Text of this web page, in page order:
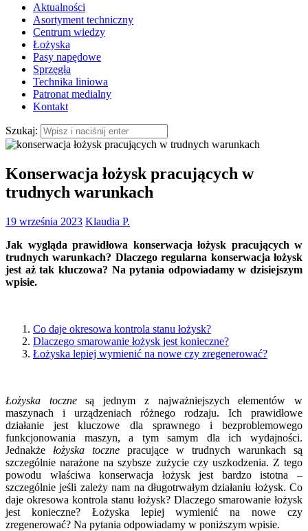
Aktualności
Asortyment techniczny
Centrum wiedzy
Łożyska
Pasy napędowe
Sprzęgła
Technika liniowa
Patronat medialny
Kontakt
Szukaj:
Konserwacja łożysk pracujących w
trudnych warunkach
19 września 2023 Klaudia P.
Jak wygląda prawidłowa konserwacja łożysk pracujących w
trudnych warunkach? Dlaczego regularna konserwacja łożysk
jest aż tak kluczowa? Na pytania odpowiadamy w dzisiejszym
wpisie.
Co daje okresowa kontrola stanu łożysk?
Dlaczego smarowanie łożysk jest konieczne?
Łożyska lepiej wymienić na nowe czy zregenerować?
Łożyska tocznesą jednym z najważniejszych elementów w
maszynach i urządzeniach różnego rodzaju. Ich prawidłowe
działanie jest kluczowe dla sprawnego i bezproblemowego
funkcjonowania maszyn, a tym samym dla ich wydajności.
Jednakże łożyska toczne pracujące w trudnych warunkach są
szczególnie narażone na szybsze zużycie czy uszkodzenia. Z tego
powodu właściwa konserwacja łożysk jest bardzo istotna –
szczególnie jeśli zależy nam na długotrwałym działaniu łożysk. Co
daje okresowa kontrola stanu łożysk? Dlaczego smarowanie łożysk
jest konieczne? Łożyska lepiej wymienić na nowe czy
zregenerować? Na pytania odpowiadamy w poniższym wpisie.